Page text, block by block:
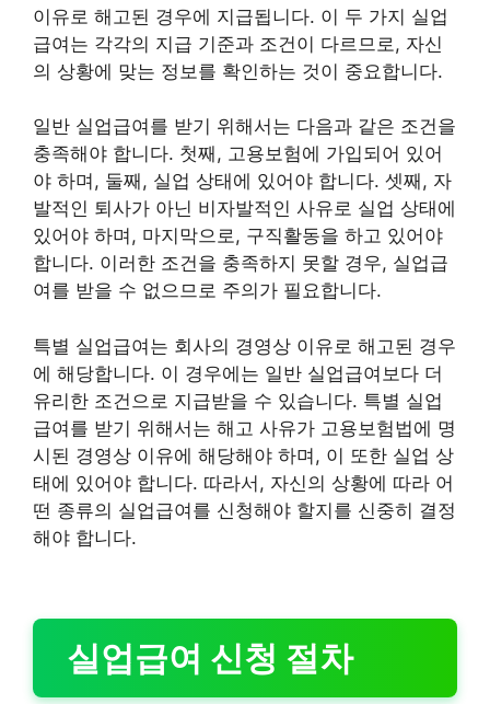
이유로 해고된 경우에 지급됩니다. 이 두 가지 실업
급여는 각각의 지급 기준과 조건이 다르므로, 자신
의 상황에 맞는 정보를 확인하는 것이 중요합니다.
일반 실업급여를 받기 위해서는 다음과 같은 조건을
충족해야 합니다. 첫째, 고용보험에 가입되어 있어
야 하며, 둘째, 실업 상태에 있어야 합니다. 셋째, 자
발적인 퇴사가 아닌 비자발적인 사유로 실업 상태에
있어야 하며, 마지막으로, 구직활동을 하고 있어야
합니다. 이러한 조건을 충족하지 못할 경우, 실업급
여를 받을 수 없으므로 주의가 필요합니다.
특별 실업급여는 회사의 경영상 이유로 해고된 경우
에 해당합니다. 이 경우에는 일반 실업급여보다 더
유리한 조건으로 지급받을 수 있습니다. 특별 실업
급여를 받기 위해서는 해고 사유가 고용보험법에 명
시된 경영상 이유에 해당해야 하며, 이 또한 실업 상
태에 있어야 합니다. 따라서, 자신의 상황에 따라 어
떤 종류의 실업급여를 신청해야 할지를 신중히 결정
해야 합니다.
실업급여 신청 절차